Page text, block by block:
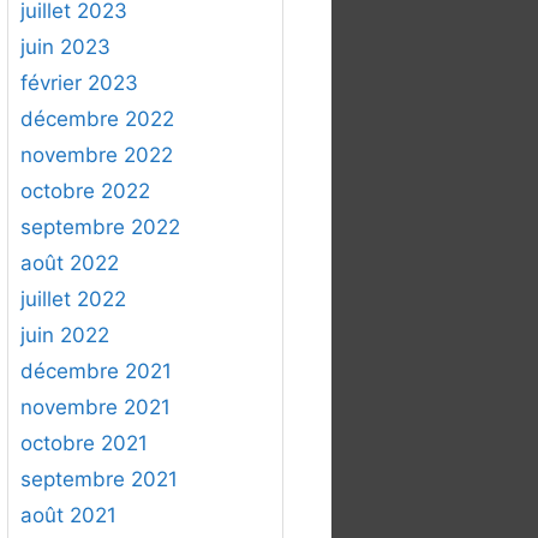
juillet 2023
juin 2023
février 2023
décembre 2022
novembre 2022
octobre 2022
septembre 2022
août 2022
juillet 2022
juin 2022
décembre 2021
novembre 2021
octobre 2021
septembre 2021
août 2021